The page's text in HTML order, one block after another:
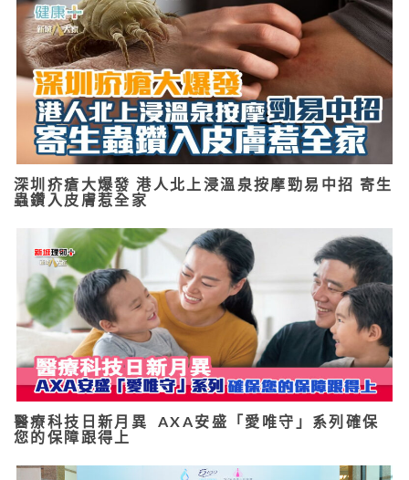
深圳疥瘡大爆發 港人北上浸溫泉按摩勁易中招 寄生
蟲鑽入皮膚惹全家
醫療科技日新月異 AXA安盛「愛唯守」系列確保
您的保障跟得上